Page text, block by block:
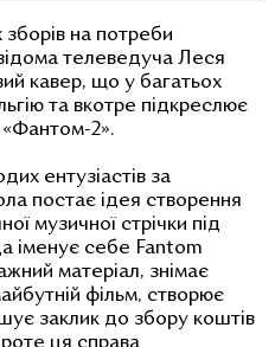
на потреби
телеведуча Леся
кавер, що у багатьох
та вкотре підкреслює
«Фантом-2».
ентузіастів за
постає ідея створення
музичної стрічки під
іменує себе Fantom
матеріал, знімає
фільм, створює
заклик до збору коштів